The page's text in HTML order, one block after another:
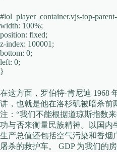
#iol_player_container.vjs-top-
width: 100%;
position: fixed;
z-index: 100001;
bottom: 0;
left: 0;
}
在这方面，罗伯特·肯尼迪 1968
讲，也就是他在洛杉矶被暗杀前
注：“我们不能根据道琼斯指数
功与否来衡量民族精神。以国内
生产总值还包括空气污染和香烟
屠杀的救护车。 GDP 为我们的